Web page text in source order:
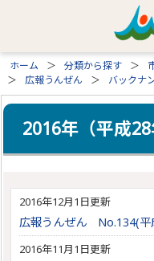
ホーム 分類から探す
広報うんぜん
バックナ
2016年（平成28
2016年12月1日更新
広報うんぜん No.134(平
2016年11月1日更新